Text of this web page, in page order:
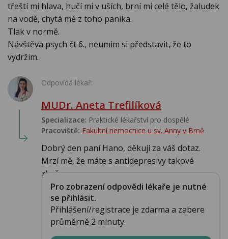
třeští mi hlava, hučí mi v uších, brní mi celé tělo, žaludek
na vodě, chytá mě z toho panika.
Tlak v normě.
Návštěva psych čt 6., neumim si představit, že to
vydržim.
Odpovídá lékař:
MUDr. Aneta Trefilíková
Specializace: Praktické lékařství pro dospělé
Pracoviště: Fakultní nemocnice u sv. Anny v Brně
Dobrý den paní Hano, děkuji za váš dotaz.
Mrzí mě, že máte s antidepresivy takové
zkušen...
Pro zobrazení odpovědi lékaře je nutné
se přihlásit.
Přihlášení/registrace je zdarma a zabere
průměrně 2 minuty.